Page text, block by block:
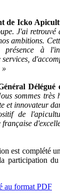
de Icko
J'ai retrouvé
ambitions.
présence à
»
sommes très
et innovateur
de
est complété
participation
au format PDF